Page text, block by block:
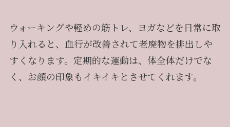
ウォーキングや軽めの筋トレ、ヨガなどを日常に取
り入れると、血行が改善されて老廃物を排出しや
すくなります。定期的な運動は、体全体だけでな
く、お顔の印象もイキイキとさせてくれます。